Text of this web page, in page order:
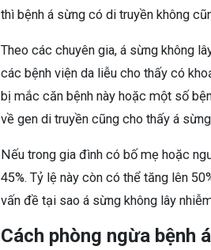
thì bệnh á sừng có di truyền không
Theo các chuyên gia, á sừng không
các bệnh viện da liễu cho thấy có
bị mắc căn bệnh này hoặc một số
về gen di truyền cũng cho thấy á
Nếu trong gia đình có bố mẹ hoặc
45%. Tỷ lệ này còn có thể tăng lên
vấn đề tại sao á sừng không lây
Cách phòng ngừa bệnh